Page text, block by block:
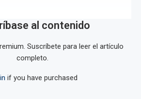
al contenido
Suscríbete para leer el artículo
completo.
if you have purchased